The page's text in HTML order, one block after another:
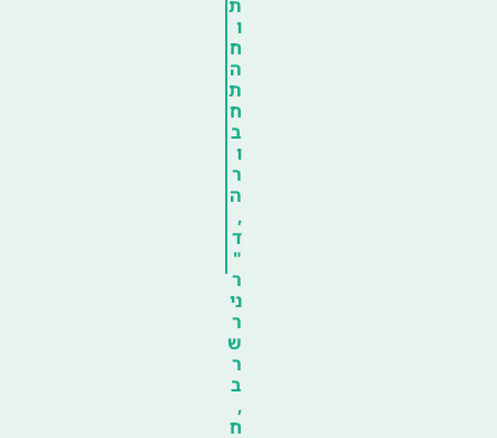
ת
ו
ח
ה
ת
ח
ב
ו
ר
ה
,
ד
"
ר
ני
ר
ש
ר
ב
,
ח